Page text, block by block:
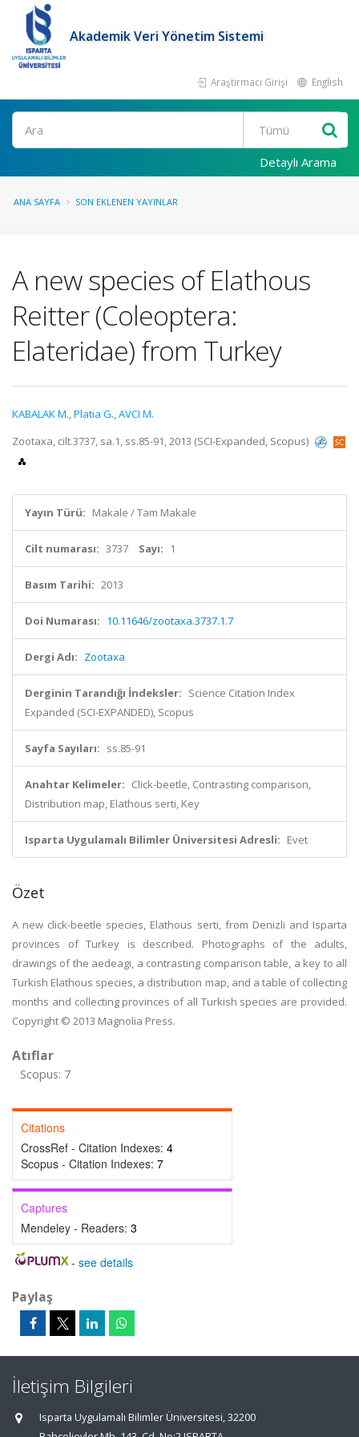
Akademik Veri Yönetim Sistemi
Araştırmacı Girişi English
Ara
Detaylı Arama
ANA SAYFA SON EKLENEN YAYINLAR
A new species of Elathous
Reitter (Coleoptera:
Elateridae) from Turkey
KABALAK M.,Platia G.,AVCI M.
Zootaxa, cilt.3737, sa.1, ss.85-91, 2013 (SCI-Expanded, Scopus)
Yayın Türü: Makale / Tam Makale
Cilt numarası: 3737 Sayı: 1
Basım Tarihi: 2013
Doi Numarası: 10.11646/zootaxa.3737.1.7
Dergi Adı: Zootaxa
Derginin Tarandığı İndeksler: Science Citation Index
Expanded (SCI-EXPANDED), Scopus
Sayfa Sayıları: ss.85-91
Anahtar Kelimeler: Click-beetle, Contrasting comparison,
Distribution map, Elathous serti, Key
Isparta Uygulamalı Bilimler Üniversitesi Adresli: Evet
Özet
A new click-beetle species, Elathous serti, from Denizli and Isparta
provinces of Turkey is described. Photographs of the adults,
drawings of the aedeagi, a contrasting comparison table, a key to all
Turkish Elathous species, a distribution map, and a table of collecting
months and collecting provinces of all Turkish species are provided.
Copyright © 2013 Magnolia Press.
Atıflar
Scopus: 7
Citations
CrossRef - Citation Indexes: 4
Scopus - Citation Indexes: 7
Captures
Mendeley - Readers: 3
- see details
Paylaş
İletişim Bilgileri
Isparta Uygulamalı Bilimler Üniversitesi, 32200